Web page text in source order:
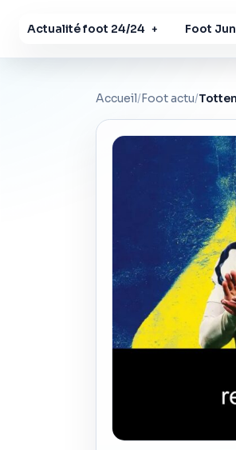
Actualité foot 24/24 + Foot
Accueil/Foot actu/